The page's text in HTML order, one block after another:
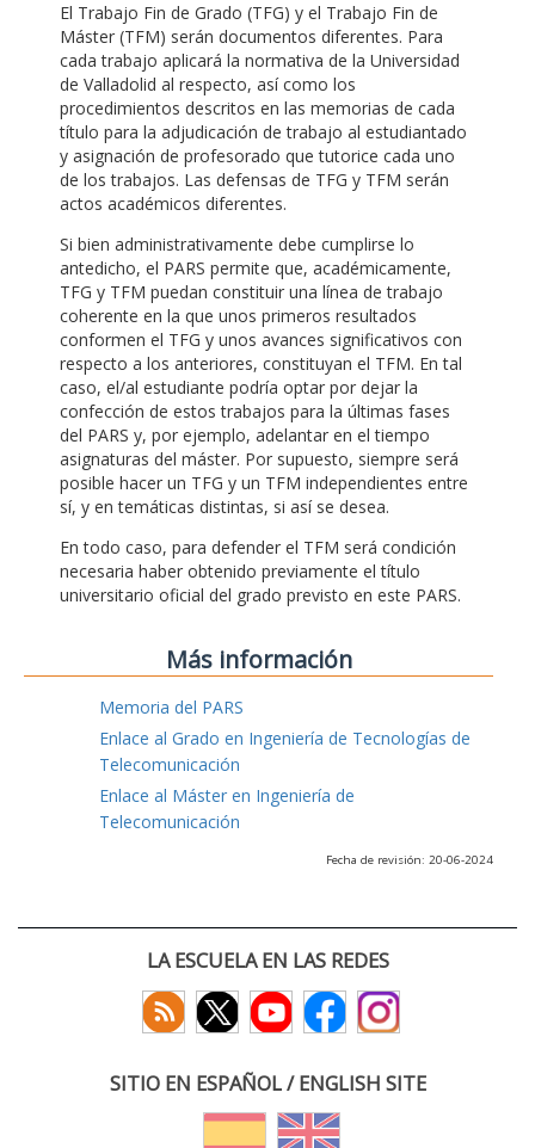
El Trabajo Fin de Grado (TFG) y el Trabajo Fin de
Máster (TFM) serán documentos diferentes. Para
cada trabajo aplicará la normativa de la Universidad
de Valladolid al respecto, así como los
procedimientos descritos en las memorias de cada
título para la adjudicación de trabajo al estudiantado
y asignación de profesorado que tutorice cada uno
de los trabajos. Las defensas de TFG y TFM serán
actos académicos diferentes.
Si bien administrativamente debe cumplirse lo
antedicho, el PARS permite que, académicamente,
TFG y TFM puedan constituir una línea de trabajo
coherente en la que unos primeros resultados
conformen el TFG y unos avances significativos con
respecto a los anteriores, constituyan el TFM. En tal
caso, el/al estudiante podría optar por dejar la
confección de estos trabajos para la últimas fases
del PARS y, por ejemplo, adelantar en el tiempo
asignaturas del máster. Por supuesto, siempre será
posible hacer un TFG y un TFM independientes entre
sí, y en temáticas distintas, si así se desea.
En todo caso, para defender el TFM será condición
necesaria haber obtenido previamente el título
universitario oficial del grado previsto en este PARS.
Más información
Memoria del PARS
Enlace al Grado en Ingeniería de Tecnologías de
Telecomunicación
Enlace al Máster en Ingeniería de
Telecomunicación
Fecha de revisión: 20-06-2024
LA ESCUELA EN LAS REDES
SITIO EN ESPAÑOL / ENGLISH SITE